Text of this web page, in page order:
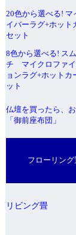
20色から選べる! マ
イバーラグ+ホット
セット
8色から選べる! ス
チ マイクロファイ
ョンラグ+ホットカ
ット
仏壇を買ったら、
「御前座布団」
フローリング
リビング畳